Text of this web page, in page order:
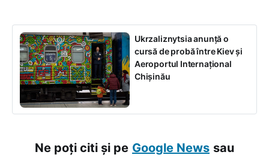
Ukrzaliznytsia anunță o
cursă de probă între Kiev și
Aeroportul Internațional
Chișinău
Ne poți citi și pe Google News sau